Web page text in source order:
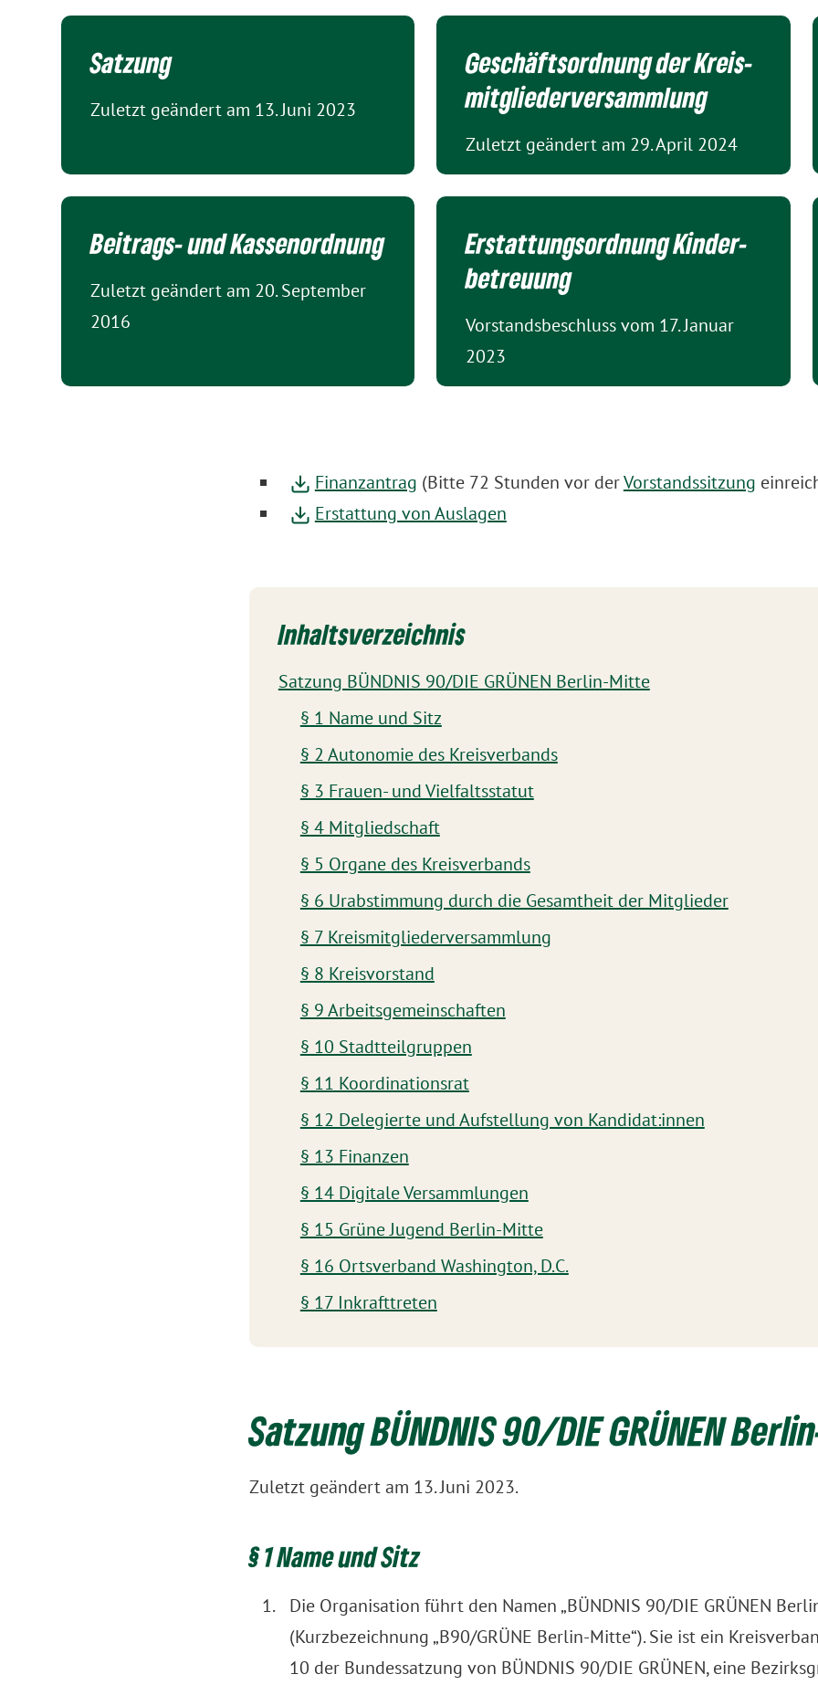
Satzung
Zuletzt geändert am 13. Juni 2023
Geschäftsordnung der Kreis­
mitglieder­versammlung
Zuletzt geändert am 29. April 2024
Beitrags- und Kassen­ordnung
Zuletzt geändert am 20. September
2016
Erstattungs­ordnung Kinder­
betreuung
Vorstandsbeschluss vom 17. Januar
2023
Finanzantrag (Bitte 72 Stunden vor derVorstandssitzung
Erstattung von Auslagen
Inhaltsverzeichnis
Satzung BÜNDNIS 90/DIE GRÜNEN Berlin-Mitte
§ 1 Name und Sitz
§ 2 Autonomie des Kreisverbands
§ 3 Frauen- und Vielfaltsstatut
§ 4 Mitgliedschaft
§ 5 Organe des Kreisverbands
§ 6 Urabstimmung durch die Gesamtheit der Mitglieder
§ 7 Kreismitgliederversammlung
§ 8 Kreisvorstand
§ 9 Arbeitsgemeinschaften
§ 10 Stadtteilgruppen
§ 11 Koordinationsrat
§ 12 Delegierte und Aufstellung von Kandidat:innen
§ 13 Finanzen
§ 14 Digitale Versammlungen
§ 15 Grüne Jugend Berlin-Mitte
§ 16 Ortsverband Washington, D.C.
§ 17 Inkrafttreten
Satzung BÜNDNIS 90/DIE GRÜNEN
Zuletzt geändert am 13. Juni 2023.
§ 1Name und Sitz
Die Organisation führt den Namen „BÜNDNIS 90/DIE GRÜNEN
(Kurzbezeichnung „B90/GRÜNE Berlin-Mitte“). Sie ist ein
10 der Bundessatzung von BÜNDNIS 90/DIE GRÜNEN, eine